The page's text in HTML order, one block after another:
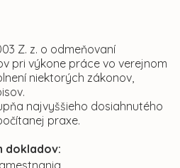
Z. z. o odmeňovaní
pri výkone práce vo verejnom
niektorých zákonov,
najvyššieho dosiahnutého
praxe.
dokladov: